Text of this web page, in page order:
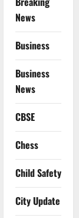
News
Business
Business
News
CBSE
Chess
Child Safety
City Update